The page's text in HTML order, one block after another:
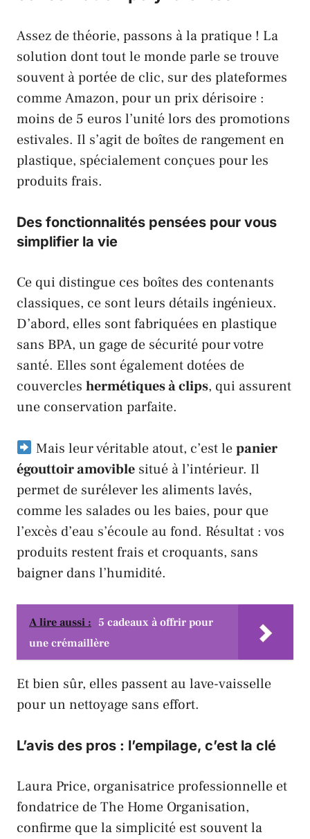
Assez de théorie, passons à la pratique ! La
solution dont tout le monde parle se trouve
souvent à portée de clic, sur des plateformes
commeAmazon, pour un prix dérisoire :
moins de 5 euros l’unité lors des promotions
estivales. Il s’agit de boîtes de rangement en
plastique, spécialement conçues pour les
produits frais.
Des fonctionnalités pensées pour vous
simplifier la vie
Ce qui distingue ces boîtes des contenants
classiques, ce sont leurs détails ingénieux.
D’abord, elles sont fabriquées en plastique
sans BPA, un gage de sécurité pour votre
santé. Elles sont également dotées de
couvercles hermétiques à clips, qui assurent
une conservation parfaite.
Mais leur véritable atout, c’est lepanier
égouttoir amovible situé à l’intérieur. Il
permet de surélever les aliments lavés,
comme les salades ou les baies, pour que
l’excès d’eau s’écoule au fond. Résultat : vos
produits restent frais et croquants, sans
baigner dans l’humidité.
A lire aussi : 5 cadeaux à offrir pour
une crémaillère
Et bien sûr, elles passent au lave-vaisselle
pour un nettoyage sans effort.
L’avis des pros : l’empilage, c’est la clé
Laura Price, organisatrice professionnelle et
fondatrice deThe Home Organisation,
confirme que la simplicité est souvent la